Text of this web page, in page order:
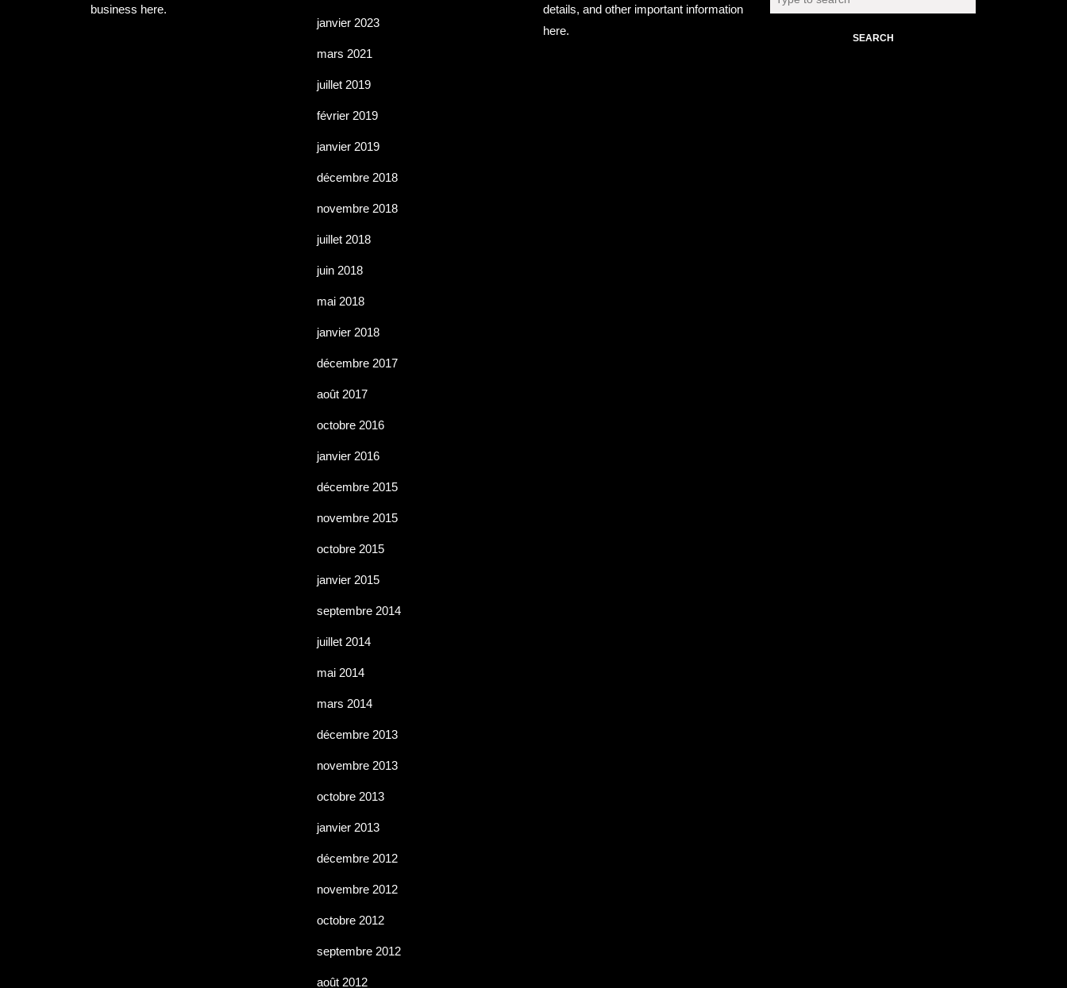
business here.
janvier 2023
mars 2021
juillet 2019
février 2019
janvier 2019
décembre 2018
novembre 2018
juillet 2018
juin 2018
mai 2018
janvier 2018
décembre 2017
août 2017
octobre 2016
janvier 2016
décembre 2015
novembre 2015
octobre 2015
janvier 2015
septembre 2014
juillet 2014
mai 2014
mars 2014
décembre 2013
novembre 2013
octobre 2013
janvier 2013
décembre 2012
novembre 2012
octobre 2012
septembre 2012
août 2012
details, and other important information
here.
for: